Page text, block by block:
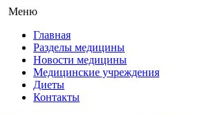
Меню
Главная
Разделы медицины
Новости медицины
Медицинские учреждения
Диеты
Контакты